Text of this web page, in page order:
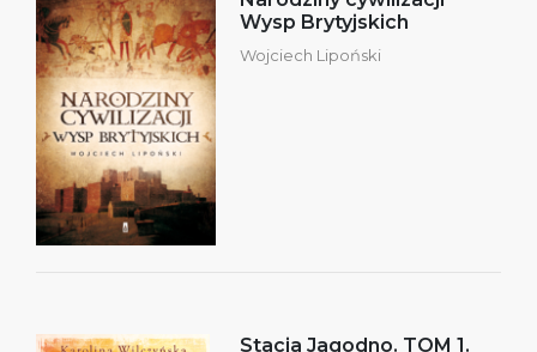
Wysp Brytyjskich
Wojciech Lipoński
Stacja Jagodno. TOM 1.